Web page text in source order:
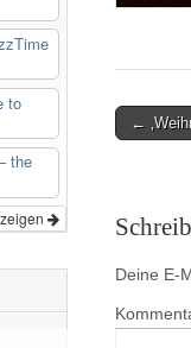
Post
←
Deine E-
to
the